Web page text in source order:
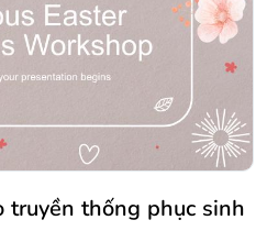
truyền thống phục sinh